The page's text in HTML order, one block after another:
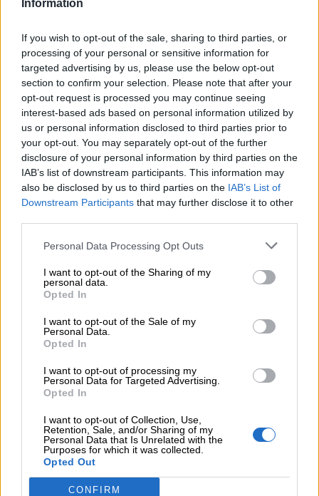
Information
If you wish to opt-out of the sale, sharing to third parties, or
processing of your personal or sensitive information for
targeted advertising by us, please use the below opt-out
section to confirm your selection. Please note that after your
opt-out request is processed you may continue seeing
interest-based ads based on personal information utilized by
us or personal information disclosed to third parties prior to
your opt-out. You may separately opt-out of the further
disclosure of your personal information by third parties on the
IAB’s list of downstream participants. This information may
also be disclosed by us to third parties on the IAB’s List of
Downstream Participants that may further disclose it to other
Personal Data Processing Opt Outs
I want to opt-out of the Sharing of my
personal data.
Opted In
I want to opt-out of the Sale of my
Personal Data.
Opted In
I want to opt-out of processing my
Personal Data for Targeted Advertising.
Opted In
I want to opt-out of Collection, Use,
Retention, Sale, and/or Sharing of my
Personal Data that Is Unrelated with the
Purposes for which it was collected.
Opted Out
CONFIRM
maschili
Nomi
femminili
Frasi
e
aforismi
Buonanotte
Auguri
Educazione
positiva
Il colore legato al nome Elia è il blu, mentre la
pietra portafortuna è lo Zaffiro.